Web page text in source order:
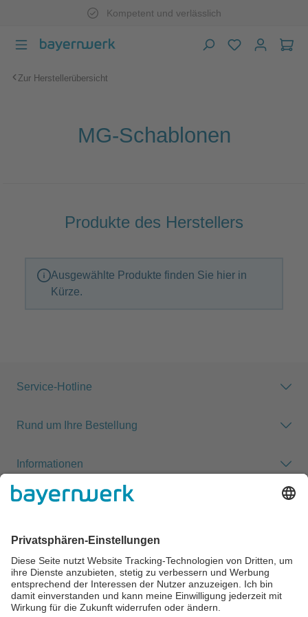
Zum Hauptinhalt springenKompetent und verlässlich
Zur Herstellerübersicht
MG-Schablonen
Produkte des Herstellers
Ausgewählte Produkte finden Sie hier in
Kürze.
Service-Hotline
Rund um Ihre Bestellung
Informationen
Zahlung & Versand
Impressum AGB
Datenschutz
Cookie-Einstellungen